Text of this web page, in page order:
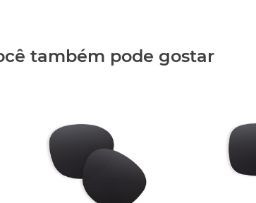
também pode gostar